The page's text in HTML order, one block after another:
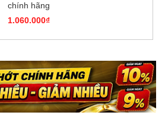
chính hãng
1.060.000₫